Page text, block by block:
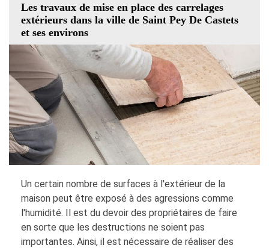
Les travaux de mise en place des carrelages
extérieurs dans la ville de Saint Pey De Castets
et ses environs
Un certain nombre de surfaces à l'extérieur de la
maison peut être exposé à des agressions comme
l'humidité. Il est du devoir des propriétaires de faire
en sorte que les destructions ne soient pas
importantes. Ainsi, il est nécessaire de réaliser des